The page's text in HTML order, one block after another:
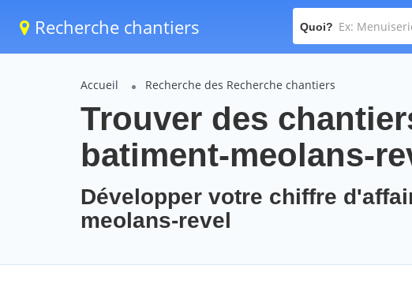
Recherche chantiers Quoi?
Accueil Recherche des Recherche chantiers
Trouver des
batiment-meolans-
Développer votre chiffre
meolans-revel